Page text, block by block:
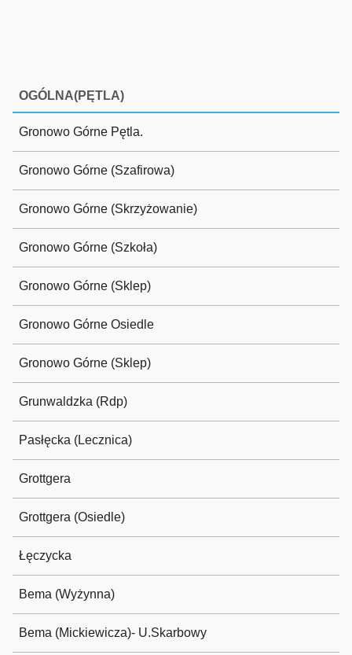
OGÓLNA(PĘTLA)
Gronowo Górne Pętla.
Gronowo Górne (Szafirowa)
Gronowo Górne (Skrzyżowanie)
Gronowo Górne (Szkoła)
Gronowo Górne (Sklep)
Gronowo Górne Osiedle
Gronowo Górne (Sklep)
Grunwaldzka (Rdp)
Pasłęcka (Lecznica)
Grottgera
Grottgera (Osiedle)
Łęczycka
Bema (Wyżynna)
Bema (Mickiewicza)- U.Skarbowy